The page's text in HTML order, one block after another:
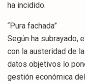
ha incidido.
“Pura fachada”
Según ha subrayado,
con la austeridad de
datos objetivos lo
gestión económica